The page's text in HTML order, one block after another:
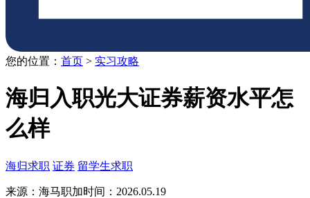
您的位置： 首页 > 实习攻略
海归入职光大证券薪资水平怎
么样
海归求职 证券 留学生求职
来源：海马职加时间：2026.05.19